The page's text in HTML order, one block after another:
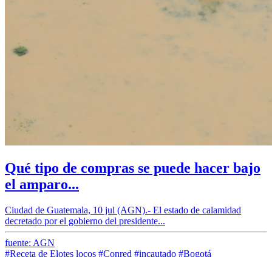
Qué tipo de compras se puede hacer bajo
el amparo...
Ciudad de Guatemala, 10 jul (AGN).- El estado de calamidad
decretado por el gobierno del presidente...
fuente: AGN
#Receta de Elotes locos #Conred #incautado #Bogotá